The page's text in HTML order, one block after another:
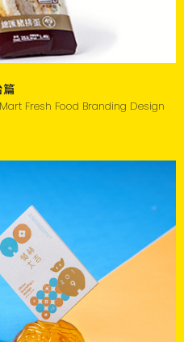
Fresh Food Branding Design